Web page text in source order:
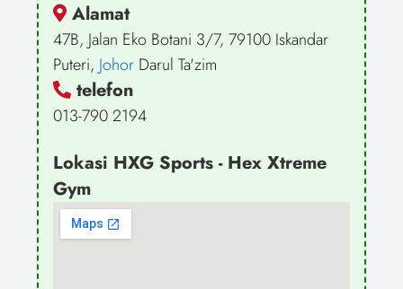
Alamat
47B, Jalan Eko Botani 3/7, 79100 Iskandar
Puteri, Johor Darul Ta'zim
telefon
013-790 2194
Lokasi HXG Sports - Hex Xtreme
Gym